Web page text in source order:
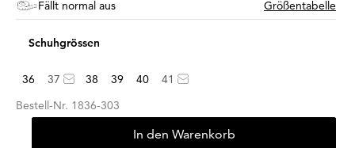
Fällt normal aus Größentabelle
Schuhgrössen
36 37 38 39 40
41
Bestell-Nr. 1836-303
In den Warenkorb